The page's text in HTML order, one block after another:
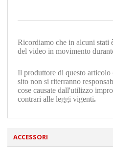
Ricordiamo che in alcuni stati
del video in movimento
Il produttore di questo articolo
sito non si riterranno
cose causate dall'utilizzo
contrari alle leggi vigenti.
ACCESSORI